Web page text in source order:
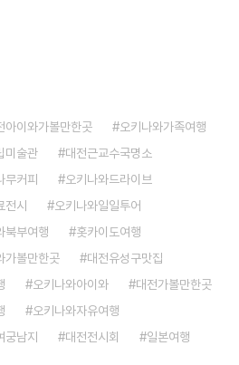
아이와가볼만한곳
오키나와가족여행
미술관
대전근교수국명소
무커피
오키나와드라이브
전시
오키나와일일투어
북부여행
홋카이도여행
가볼만한곳
대전유성구맛집
오키나와아이와
대전가볼만한곳
오키나와자유여행
궁남지 대전전시회
일본여행